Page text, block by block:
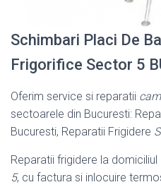
Schimbari Placi De
Frigorifice Sector 5
Oferim service si reparatii
sectoarele din Bucuresti:
Bucuresti, Reparatii Frigidere
Reparatii frigidere la domiciliul
5, cu factura si inlocuire